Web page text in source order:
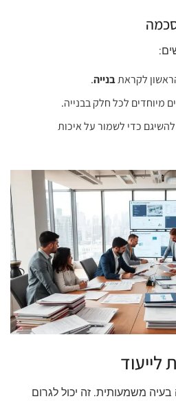
לקראתבנייה.
מיוחדים לכל חלק בבנייה.
כדי לשמור על איכות
לייעוד
בעיה משמעותית. זה יכול לגרום